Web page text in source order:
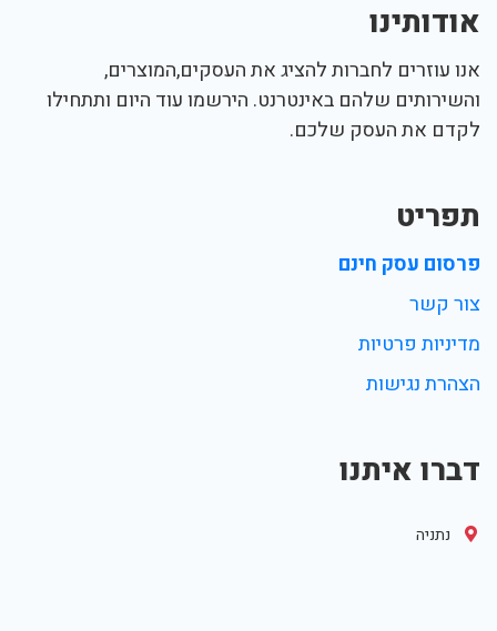
אודותינו
אנו עוזרים לחברות להציג את העסקים,המוצרים,
והשירותים שלהם באינטרנט. הירשמו עוד היום ותתחילו
לקדם את העסק שלכם.
תפריט
פרסום עסק חינם
צור קשר
מדיניות פרטיות
הצהרת נגישות
דברו איתנו
נתניה